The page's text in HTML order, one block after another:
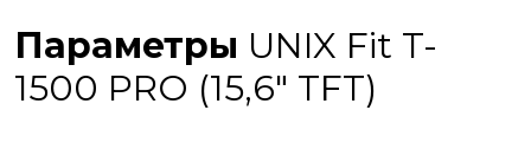
Параметры UNIX Fit T-
1500 PRO (15,6" TFT)